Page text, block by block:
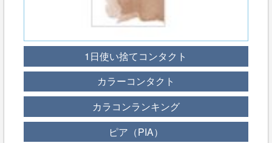
1日使い捨てコンタクト
カラーコンタクト
カラコンランキング
ピア（PIA）